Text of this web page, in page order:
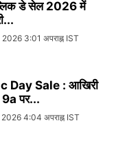
डे सेल 2026 में
3:01 अपराह्न IST
Day Sale : आखिरी
पर...
4:04 अपराह्न IST